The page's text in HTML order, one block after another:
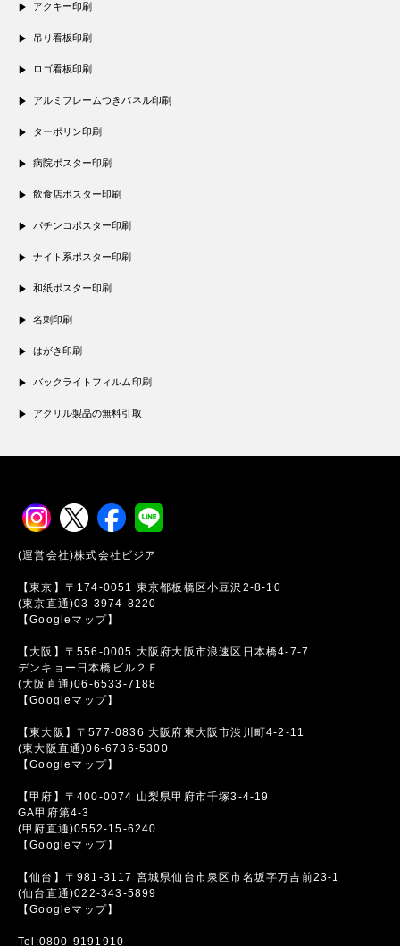
アクキー印刷
吊り看板印刷
ロゴ看板印刷
アルミフレームつきパネル印刷
ターポリン印刷
病院ポスター印刷
飲食店ポスター印刷
パチンコポスター印刷
ナイト系ポスター印刷
和紙ポスター印刷
名刺印刷
はがき印刷
バックライトフィルム印刷
アクリル製品の無料引取
(運営会社)株式会社ビジア
【東京】〒174-0051 東京都板橋区小豆沢2-8-10
(東京直通)03-3974-8220
【Googleマップ】
【大阪】〒556-0005 大阪府大阪市浪速区日本橋4-7-7
デンキョー日本橋ビル２Ｆ
(大阪直通)06-6533-7188
【Googleマップ】
【東大阪】〒577-0836 大阪府東大阪市渋川町4-2-11
(東大阪直通)06-6736-5300
【Googleマップ】
【甲府】〒400-0074 山梨県甲府市千塚3-4-19
GA甲府第4-3
(甲府直通)0552-15-6240
【Googleマップ】
【仙台】〒981-3117 宮城県仙台市泉区市名坂字万吉前23-1
(仙台直通)022-343-5899
【Googleマップ】
Tel:0800-9191910